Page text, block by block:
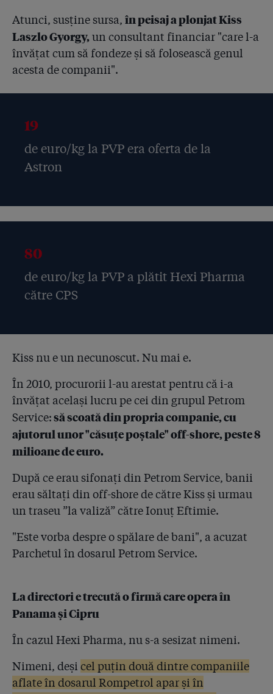
4.64
Suferința victimelor Hexi Pharma, prea mare pentru o
justiție neîncăpătoare
4.65
Veselie la judecata Hexi! ”Onorată instanță, eu mă
dau și acum pe picior cu dezinfectanții noștri, că sunt
buni”
4.67
Hexi Pharma dă vina pe spitale și pe medici:
”Depozitau dezinfectanții în magazii cu geamuri
4.68
Trei ani de la incendiul din Colectiv: ”Jur să spun
adevărul, așa să-mi ajute Dumnezeu!”. Cum se
Atunci, susține sursa, în peisaj a plonjatKiss
Laszlo Gyorgy, un consultant financiar "care l-a
învățat cum să fondeze și să folosească genul
acesta de companii".
19
de euro/kg la PVP era oferta de la
Astron
80
de euro/kg la PVP a plătit Hexi Pharma
către CPS
Kiss nu e un necunoscut. Nu mai e.
În 2010, procurorii l-au arestat pentru că i-a
învățat același lucru pe cei din grupul Petrom
Service:să scoată din propria companie, cu
ajutorul unor "căsuțe poștale" off-shore, peste 8
milioane de euro.
După ce erau sifonați din Petrom Service, banii
erau săltați din off-shore de către Kiss și urmau
un traseu ”la valiză” către Ionuț Eftimie.
"Este vorba despre o spălare de bani", a acuzat
Parchetul în dosarul Petrom Service.
La directori e trecută o firmă care opera în
Panama și Cipru
În cazul Hexi Pharma, nu s-a sesizat nimeni.
Nimeni, deși cel puțin două dintre companiile
aflate în dosarul Rompetrol apar și în